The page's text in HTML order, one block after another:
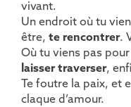
vivant.
Un endroit où tu
être, te rencontrer.
Où tu viens pas
laisser traverser,
Te foutre la paix, et
claque d’amour.